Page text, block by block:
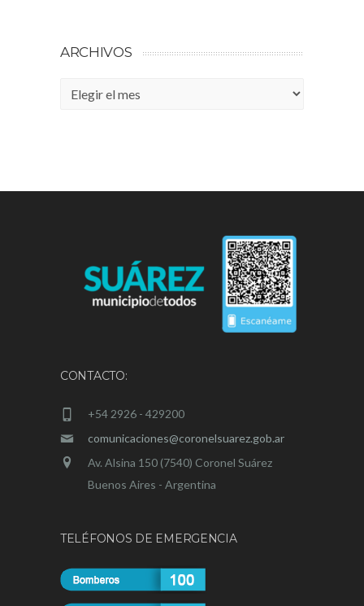
ARCHIVOS
Archivos
CONTACTO:
+54 2926 - 429200
comunicaciones@coronelsuarez.gob.ar
Av. Alsina 150 (7540) Coronel Suárez
Buenos Aires - Argentina
TELÉFONOS DE EMERGENCIA